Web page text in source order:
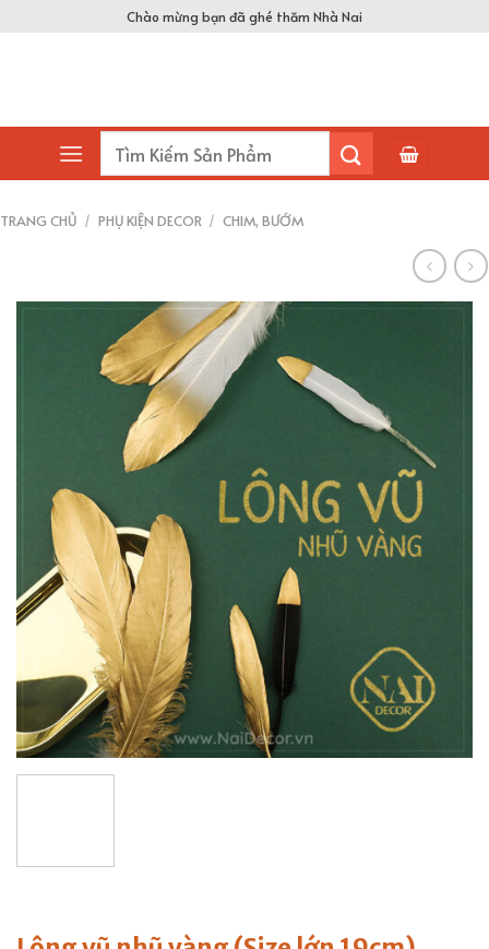
Chào mừng bạn đã ghé thăm Nhà Nai
Tìm
kiếm:
TRANG CHỦ / PHỤ KIỆN DECOR / CHIM, BƯỚM